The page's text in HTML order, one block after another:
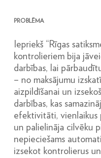
PROBLĒMA
Iepriekš “Rīgas
kontrolieriem bija
darbības, lai
– no maksājumu
aizpildīšanai un
darbības, kas
efektivitāti, vienlaikus
un palielināja cilvēku
nepieciešams
izsekot kontrolierus